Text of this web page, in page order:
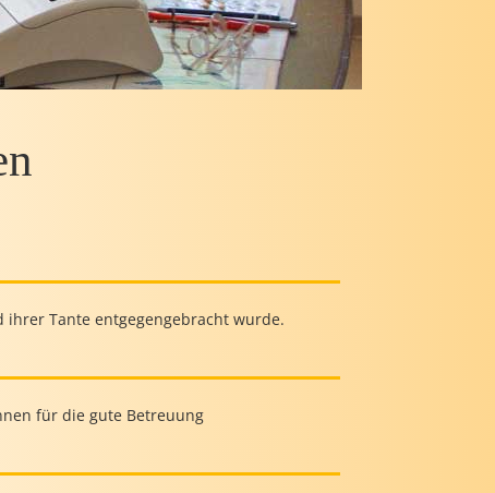
Tante entgegengebracht wurde.
für die gute Betreuung